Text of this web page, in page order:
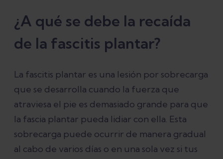
¿A qué se debe la recaída
de la fascitis plantar?
La fascitis plantar es una lesión por sobrecarga
que se desarrolla cuando la fuerza que
atraviesa el pie es demasiado grande para que
la fascia plantar pueda lidiar con ella. Esta
sobrecarga puede ocurrir de manera gradual
al cabo de varios días o en una sola vez si tus